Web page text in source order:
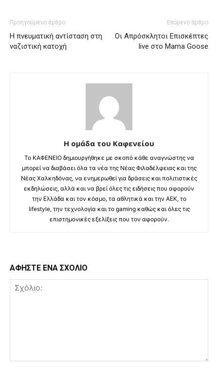
Προηγούμενο άρθρο
Η πνευματική αντίσταση στη
ναζιστική κατοχή
Επόμενο άρθρο
Οι Απρόσκλητοι Επισκέπτες
live στο Mama Goose
Η ομάδα του Καφενείου
Το ΚΑΦΕΝΕΙΟ δημιουργήθηκε με σκοπό κάθε αναγνώστης να
μπορεί να διαβάσει όλα τα νέα της Νέας Φιλαδέλφειας και της
Νέας Χαλκηδόνας, να ενημερωθεί για δράσεις και πολιτιστικές
εκδηλώσεις, αλλά και να βρεί όλες τις ειδήσεις που αφορούν
την Ελλάδα και τον κόσμο, τα αθλητικά και την ΑΕΚ, το
lifestyle, την τεχνολογία και το gaming καθώς και όλες τις
επιστημονικές εξελίξεις που τον αφορούν.
ΑΦΗΣΤΕ ΕΝΑ ΣΧΟΛΙΟ